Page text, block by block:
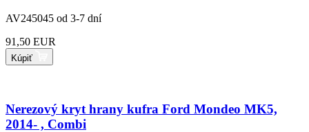
AV245045 od 3-7 dní
91,50 EUR
Kúpiť
Nerezový kryt hrany kufra Ford Mondeo MK5,
2014- , Combi